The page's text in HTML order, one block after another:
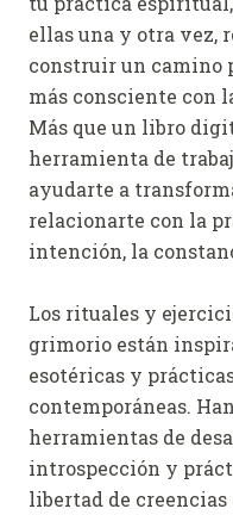
ellas una y otra vez,
construir un camino
más consciente con
Más que un libro
herramienta de
ayudarte a
relacionarte con la
intención, la
Los rituales y
grimorio están
esotéricas y
contemporáneas.
herramientas de
introspección y
libertad de creencias